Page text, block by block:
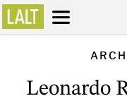
Leonardo